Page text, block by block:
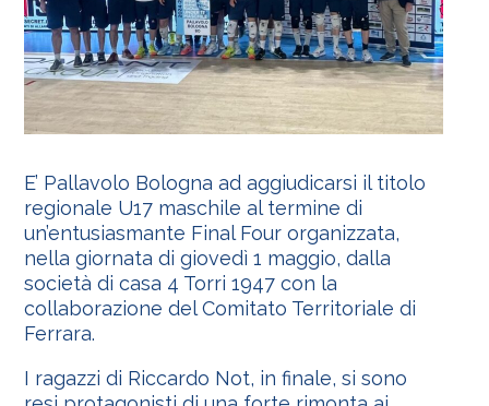
E’ Pallavolo Bologna ad aggiudicarsi il titolo
regionale U17 maschile al termine di
un’entusiasmante Final Four organizzata,
nella giornata di giovedì 1 maggio, dalla
società di casa 4 Torri 1947 con la
collaborazione del Comitato Territoriale di
Ferrara.
I ragazzi di Riccardo Not, in finale, si sono